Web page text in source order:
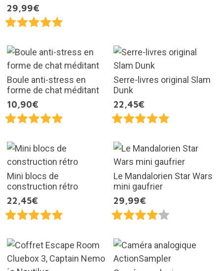
29,99€
Boule anti-stress en
forme de chat méditant
10,90€
Serre-livres original Slam
Dunk
22,45€
Mini blocs de
construction rétro
22,45€
Le Mandalorien Star Wars
mini gaufrier
29,99€